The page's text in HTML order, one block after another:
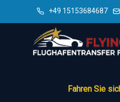
+49 15153684687
Fahren Sie